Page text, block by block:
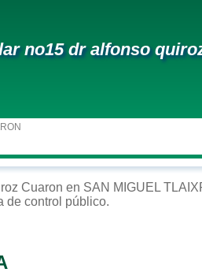
no15 dr alfonso
Cuaron en SAN MIGUEL
de control público.